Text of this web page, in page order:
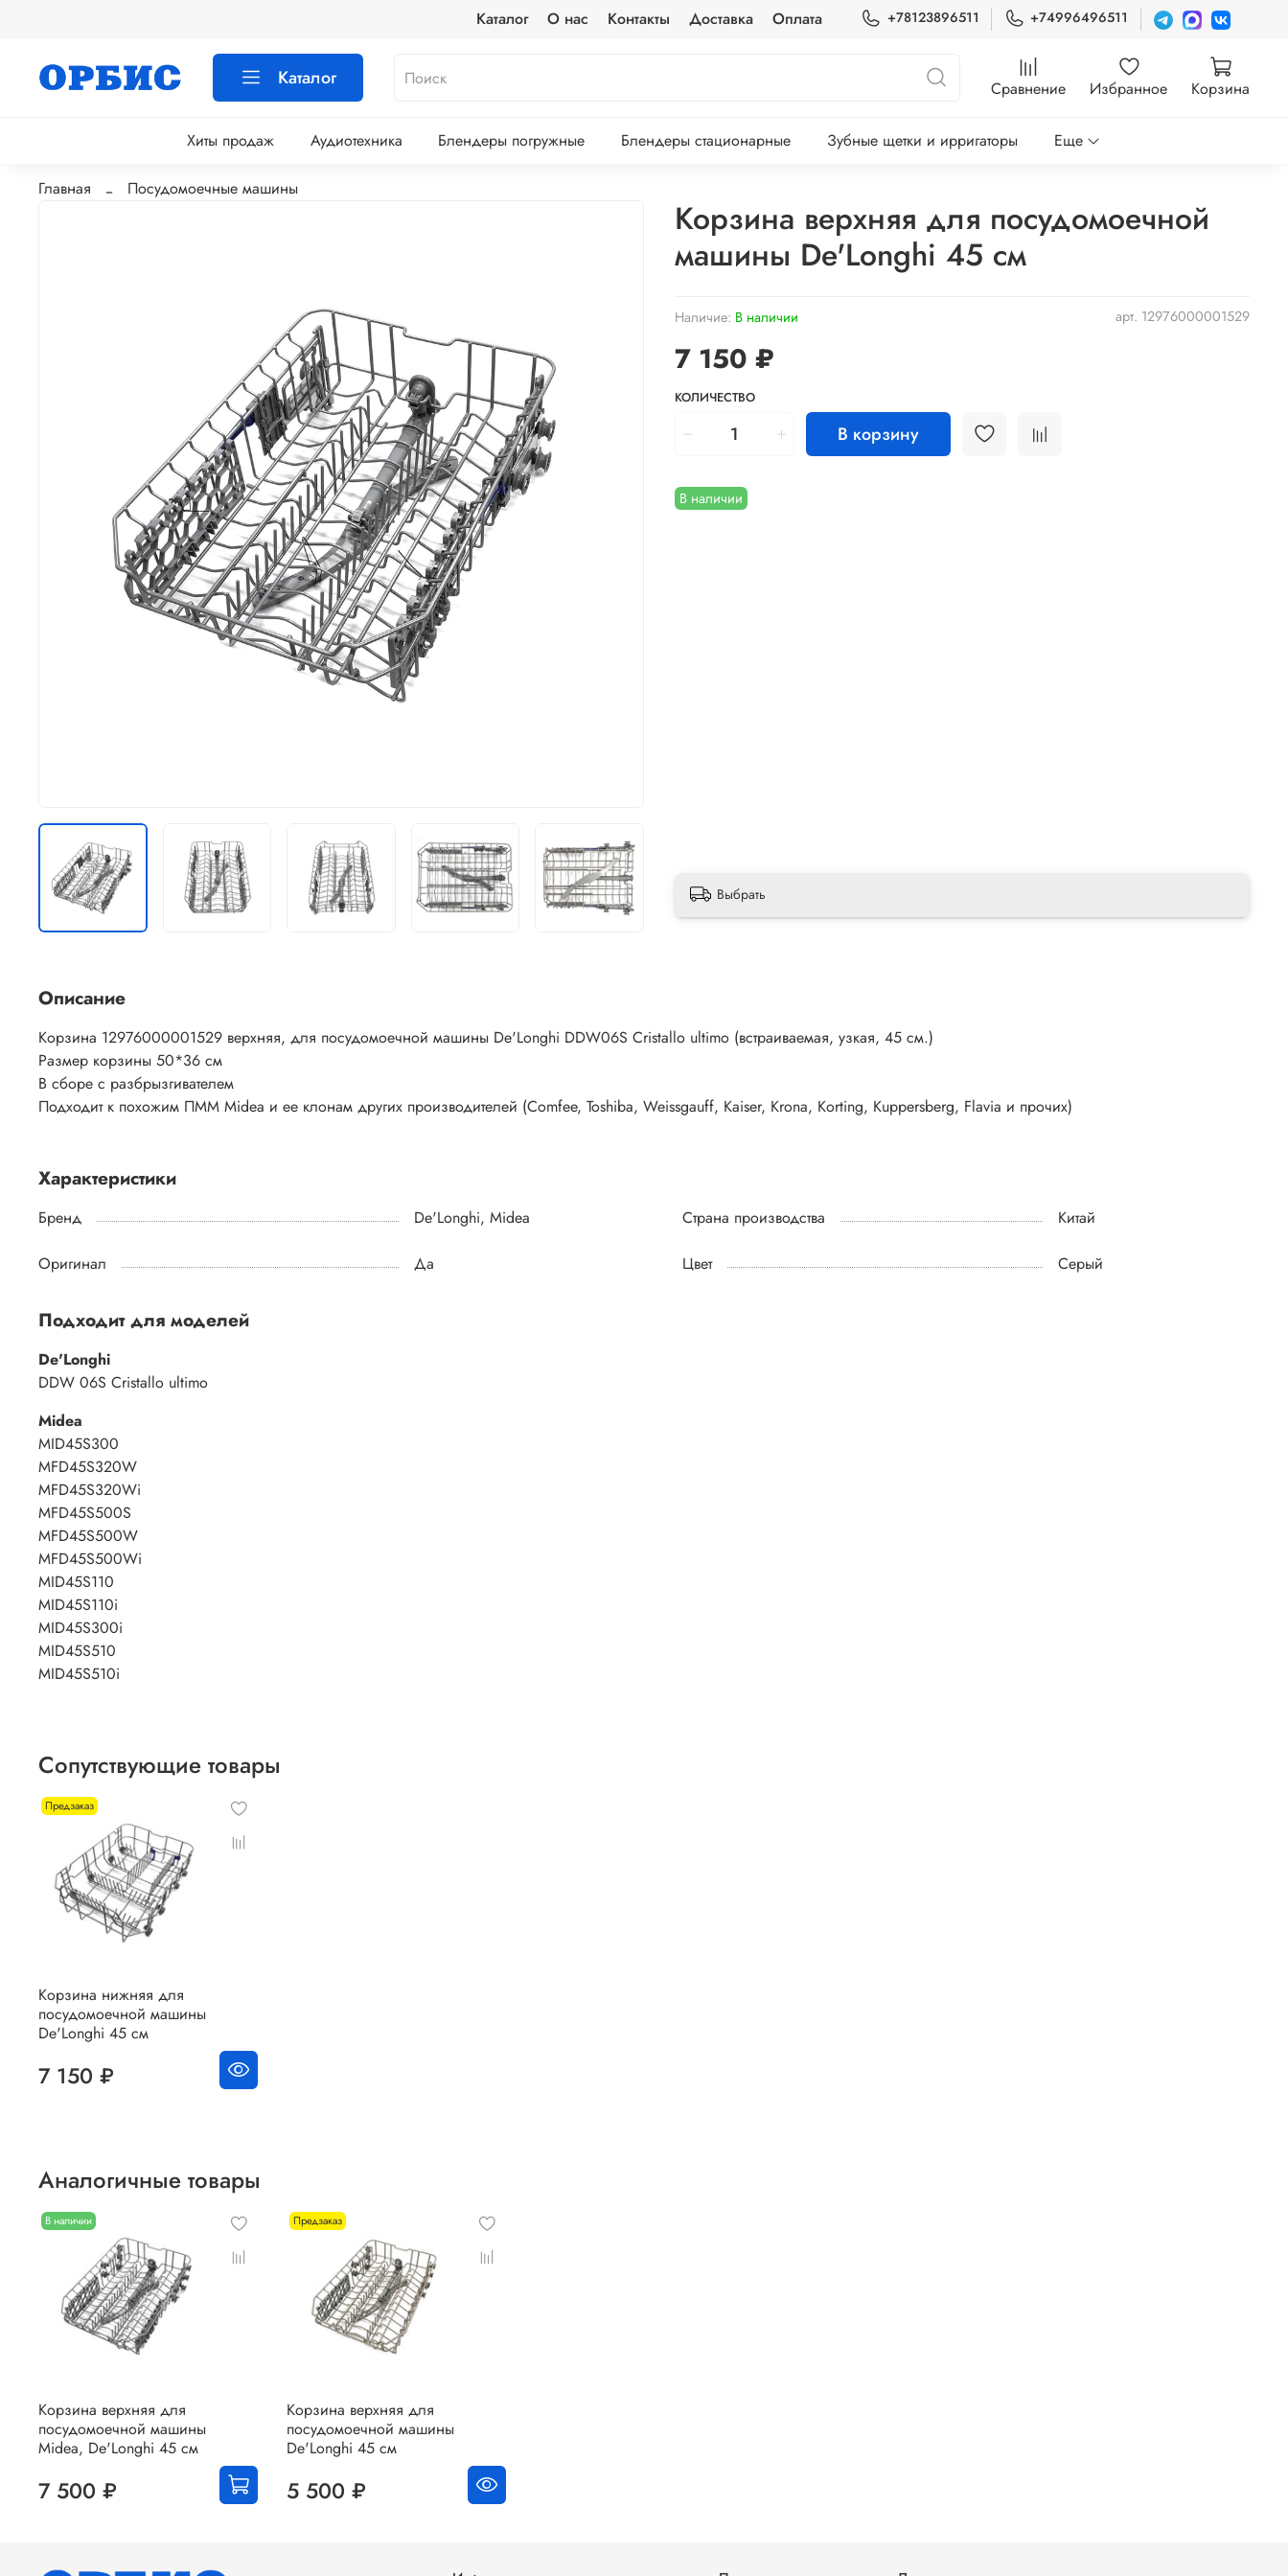
Каталог О нас Контакты Доставка Оплата +78123896511 +74996496511
Каталог Сравнение Избранное Корзина
Хиты продаж Аудиотехника Блендеры погружные Блендеры стационарные Зубные щетки и ирригаторы Еще
Главная Посудомоечные машины
арт. 12976000001529
Наличие: В наличии
В наличии
Корзина верхняя для посудомоечной
машины De'Longhi 45 см
7 150 ₽
КОЛИЧЕСТВО
В корзину
Выбрать
Описание
Корзина 12976000001529 верхняя, для посудомоечной машины De'Longhi DDW06S Cristallo ultimo (встраиваемая, узкая, 45 см.)
Размер корзины 50*36 см
В сборе с разбрызгивателем
Подходит к похожим ПММ Midea и ее клонам других производителей (Comfee, Toshiba, Weissgauff, Kaiser, Krona, Korting, Kuppersberg, Flavia и прочих)
Характеристики
Бренд De'Longhi, Midea Страна производства Китай
Оригинал Да Цвет Серый
Подходит для моделей
De'Longhi
DDW 06S Cristallo ultimo
Midea
MID45S300
MFD45S320W
MFD45S320Wi
MFD45S500S
MFD45S500W
MFD45S500Wi
MID45S110
MID45S110i
MID45S300i
MID45S510
MID45S510i
Сопутствующие товары
Предзаказ
Корзина нижняя для
посудомоечной машины
De'Longhi 45 см
7 150 ₽
Аналогичные товары
В наличии
Корзина верхняя для
посудомоечной машины
Midea, De'Longhi 45 см
7 500 ₽
Предзаказ
Корзина верхняя для
посудомоечной машины
De'Longhi 45 см
5 500 ₽